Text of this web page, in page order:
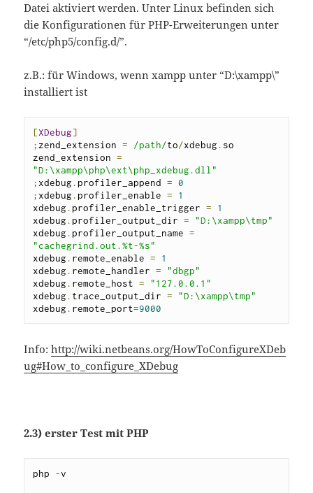
Datei aktiviert werden. Unter Linux befinden sich
die Konfigurationen für PHP-Erweiterungen unter
“/etc/php5/config.d/”.
z.B.: für Windows, wenn xampp unter “D:\xampp\”
installiert ist
[XDebug]
; zend_extension = /path/to/xdebug . so
zend_extension =
"D:\xampp\php\ext\php_xdebug.dll"
; xdebug .profiler_append = 0
; xdebug .profiler_enable =
1
xdebug .profiler_enable_trigger =
1
xdebug .profiler_output_dir =
"D:\xampp\tmp"
xdebug .profiler_output_name =
"cachegrind.out.%t-%s"
xdebug . remote_enable =
1
xdebug . remote_handler =
"dbgp"
xdebug . remote_host =
"127.0.0.1"
xdebug . trace_output_dir =
"D:\xampp\tmp"
xdebug . remote_port=9000
Info:http://wiki.netbeans.org/HowToConfigureXDeb
ug#How_to_configure_XDebug
2.3) erster Test mit PHP
php -v